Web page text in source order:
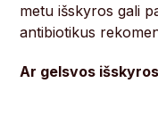
metu išskyros gali
antibiotikus
Ar gelsvos